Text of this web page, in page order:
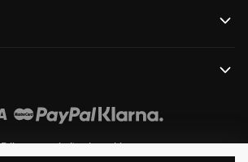
Edite as permissões de cookies